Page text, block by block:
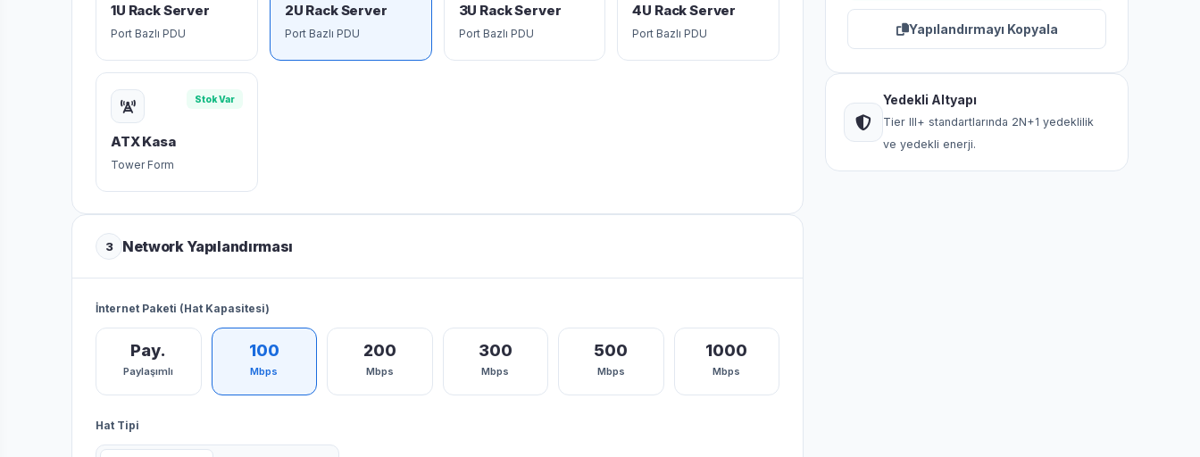
1U Rack Server
Port Bazlı PDU
2U Rack Server
Port Bazlı PDU
3U Rack Server
Port Bazlı PDU
4U Rack Server
Port Bazlı PDU
Stok Var
ATX Kasa
Tower Form
3 Network Yapılandırması
İnternet Paketi (Hat Kapasitesi)
Pay.
Paylaşımlı
100
Mbps
200
Mbps
300
Mbps
500
Mbps
1000
Mbps
Hat Tipi
Yapılandırmayı Kopyala
Yedekli Altyapı
Tier III+ standartlarında 2N+1 yedeklilik
ve yedekli enerji.